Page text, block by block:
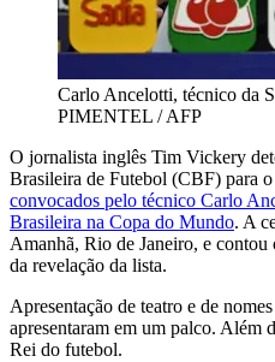
Carlo Ancelotti, técnico da
PIMENTEL / AFP
O jornalista inglês Tim Vickery
Brasileira de Futebol (CBF) para
convocados pelo técnico Carlo
Brasileira na Copa do Mundo. A
Amanhã, Rio de Janeiro, e contou
da revelação da lista.
Apresentação de teatro e de
apresentaram em um palco. Além
Rei do futebol.